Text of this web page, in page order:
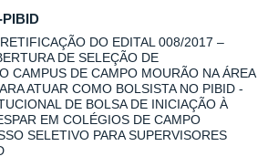
PIBID
DO EDITAL 008/2017 –
DE SELEÇÃO DE
CAMPUS DE CAMPO MOURÃO NA ÁREA
ATUAR COMO BOLSISTA NO PIBID -
DE BOLSA DE INICIAÇÃO À
EM COLÉGIOS DE CAMPO
SELETIVO PARA SUPERVISORES